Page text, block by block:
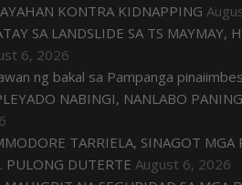
KONTRA KIDNAPPING
SA LANDSLIDE SA TS MAYMAY,
6, 2026
ng bakal sa Pampanga
NABINGI, NANLABO
TARRIELA, SINAGOT MGA
PULONG DUTERTE August 6, 2026